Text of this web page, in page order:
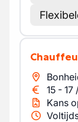
15 - 17
Kans